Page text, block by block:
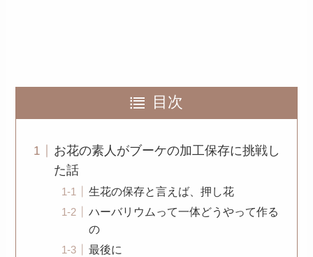
目次
お花の素人がブーケの加工保存に挑戦し
た話
生花の保存と言えば、押し花
ハーバリウムって一体どうやって作る
の
最後に